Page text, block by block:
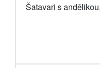
Šatavari s